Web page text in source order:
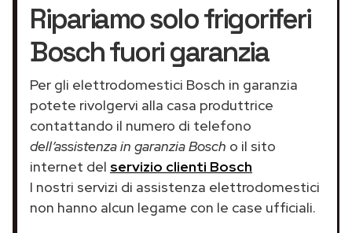
Ripariamo solo frigoriferi
Bosch fuori garanzia
Per gli elettrodomestici Bosch in garanzia
potete rivolgervi alla casa produttrice
contattando il numero di telefono
dell’assistenza in garanzia Bosch o il sito
internet del servizio clienti Bosch
I nostri servizi di assistenza elettrodomestici
non hanno alcun legame con le case ufficiali.